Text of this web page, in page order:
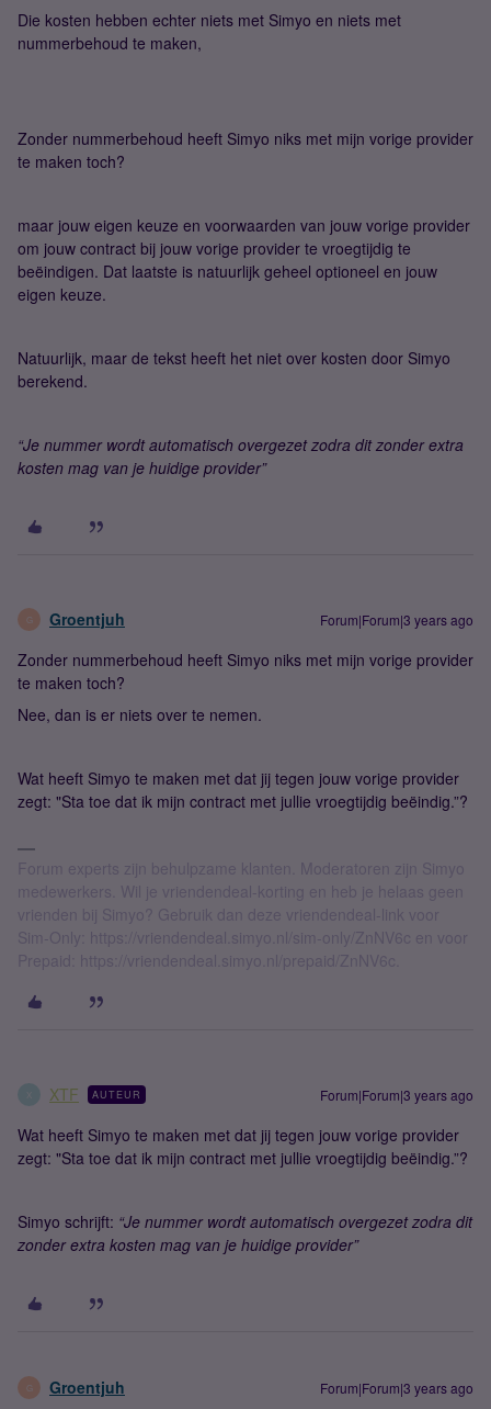
Die kosten hebben echter niets met Simyo en niets met
nummerbehoud te maken,
Zonder nummerbehoud heeft Simyo niks met mijn vorige provider
te maken toch?
maar jouw eigen keuze en voorwaarden van jouw vorige provider
om jouw contract bij jouw vorige provider te vroegtijdig te
beëindigen. Dat laatste is natuurlijk geheel optioneel en jouw
eigen keuze.
Natuurlijk, maar de tekst heeft het niet over kosten door Simyo
berekend.
“Je nummer wordt automatisch overgezet zodra dit zonder extra
kosten mag van je huidige provider”
G Groentjuh Forum|Forum|3 years ago
Zonder nummerbehoud heeft Simyo niks met mijn vorige provider
te maken toch?
Nee, dan is er niets over te nemen.
Wat heeft Simyo te maken met dat jij tegen jouw vorige provider
zegt: "Sta toe dat ik mijn contract met jullie vroegtijdig beëindig.”?
Forum experts zijn behulpzame klanten. Moderatoren zijn Simyo
medewerkers. Wil je vriendendeal-korting en heb je helaas geen
vrienden bij Simyo? Gebruik dan deze vriendendeal-link voor
Sim-Only: https://vriendendeal.simyo.nl/sim-only/ZnNV6c en voor
Prepaid: https://vriendendeal.simyo.nl/prepaid/ZnNV6c.
XTF AUTEUR Forum|Forum|3 years ago
Wat heeft Simyo te maken met dat jij tegen jouw vorige provider
zegt: "Sta toe dat ik mijn contract met jullie vroegtijdig beëindig.”?
Simyo schrijft: “Je nummer wordt automatisch overgezet zodra dit
zonder extra kosten mag van je huidige provider”
G Groentjuh Forum|Forum|3 years ago